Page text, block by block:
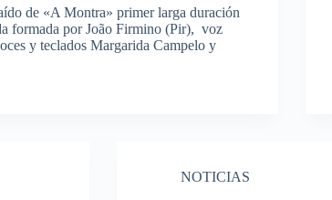
de «A Montra» primer larga duración
formada por João Firmino (Pir), voz
y teclados Margarida Campelo y
NOTICIAS